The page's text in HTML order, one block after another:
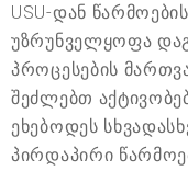
USU-დან
უზრუნველყოფა
პროცესების
შეძლებთ
ეხებოდეს
პირდაპირი